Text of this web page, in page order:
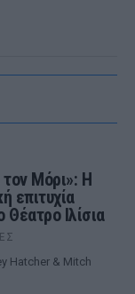
τον Μόρι»: Η
επιτυχία
Θέατρο Ιλίσια
Hatcher & Mitch